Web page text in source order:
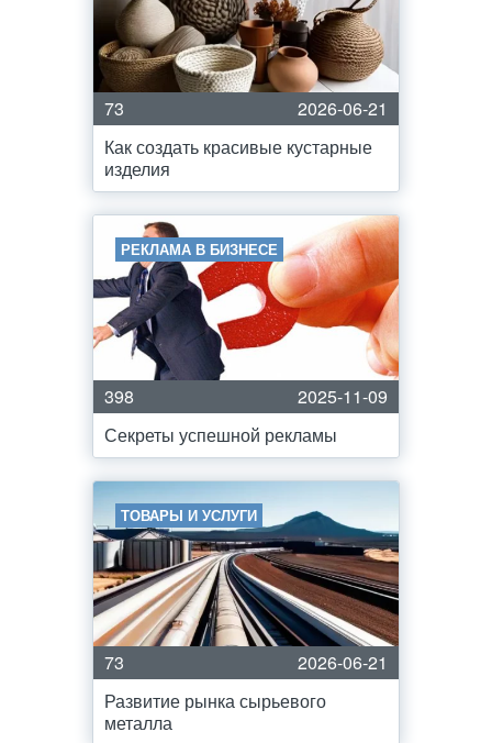
73
2026-06-21
Как создать красивые кустарные
изделия
РЕКЛАМА В БИЗНЕСЕ
398
2025-11-09
Секреты успешной рекламы
ТОВАРЫ И УСЛУГИ
73
2026-06-21
Развитие рынка сырьевого
металла